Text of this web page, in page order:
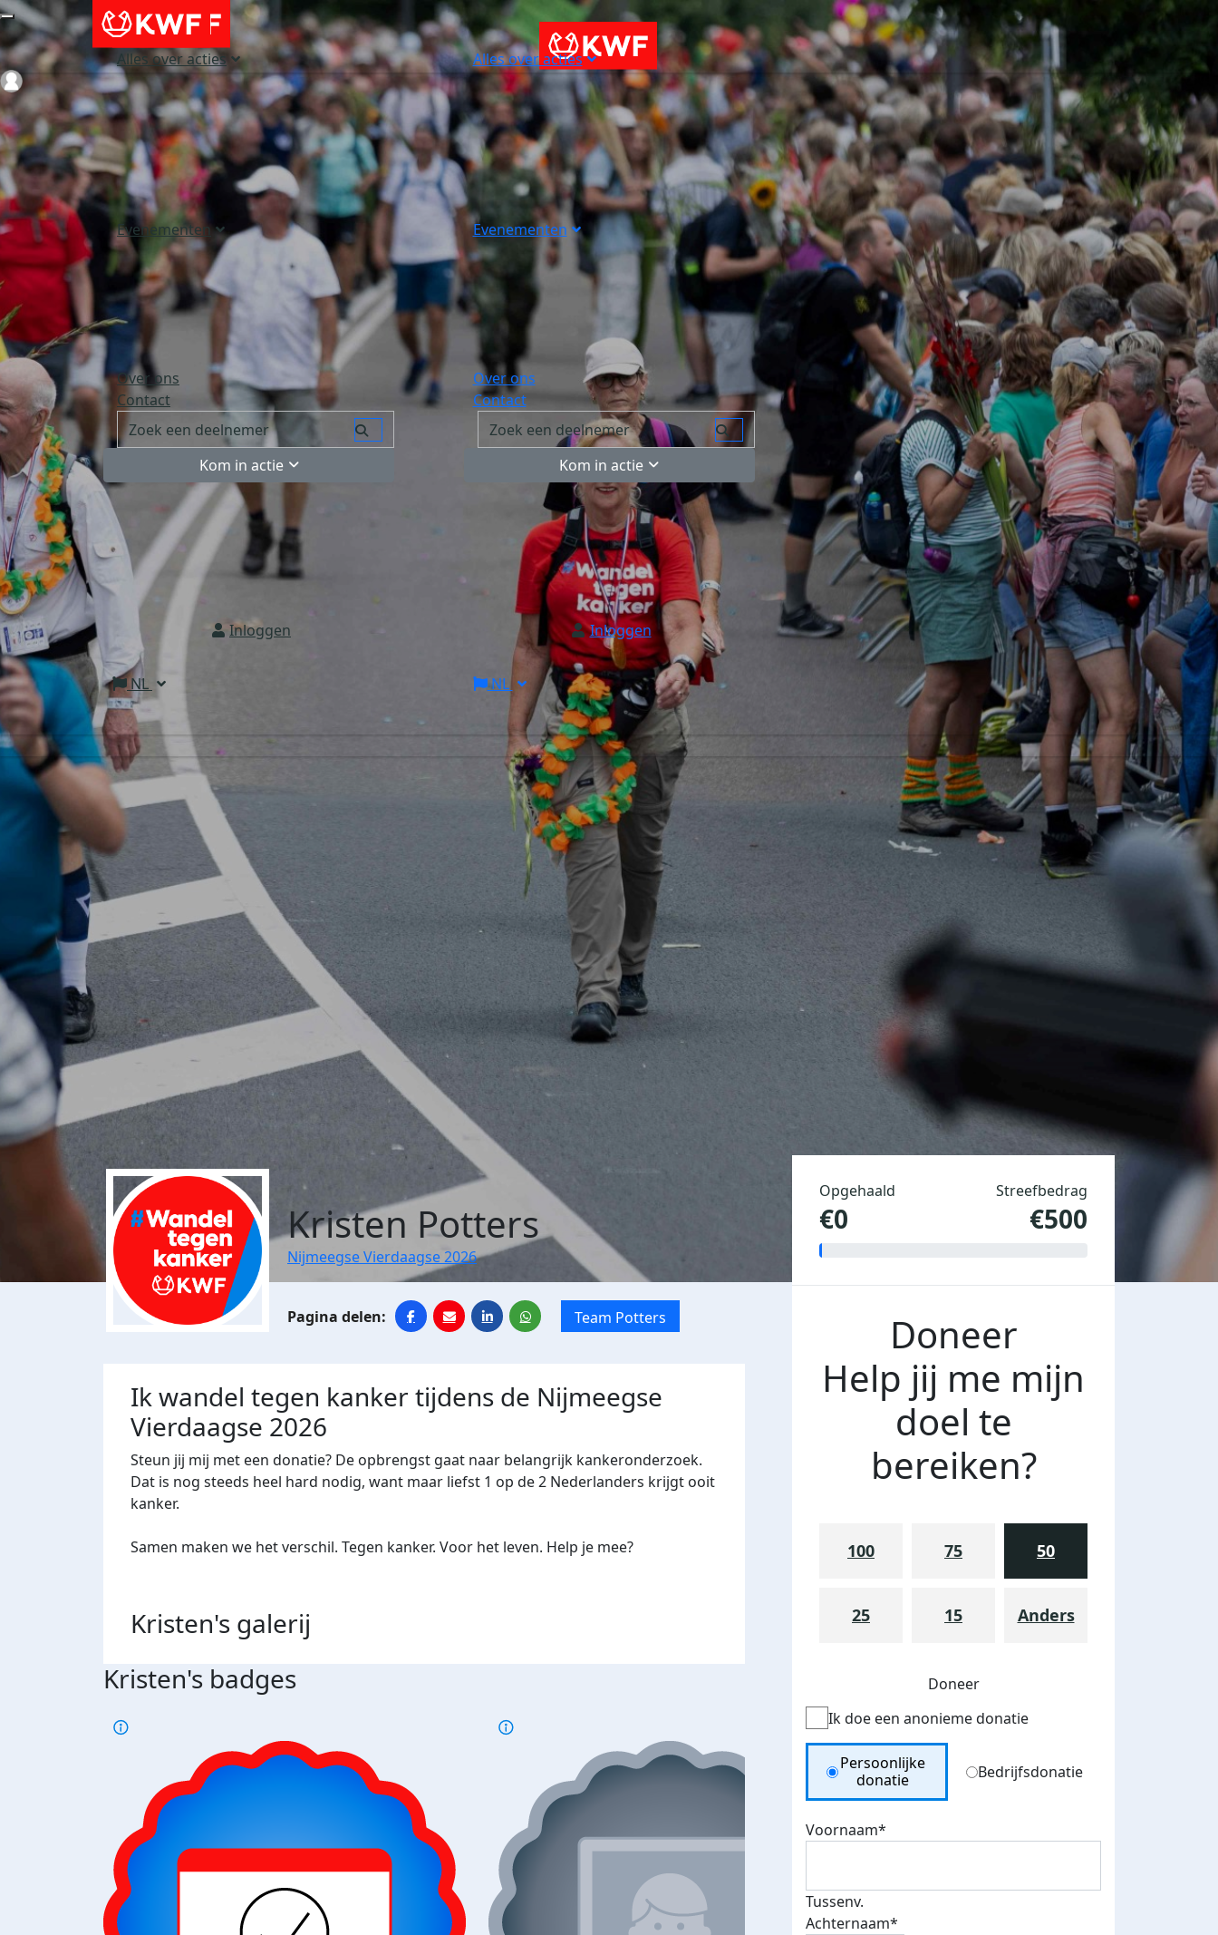
Alles over acties
Evenementen
Over ons
Contact
Kom in actie
Inloggen
NL
Alles over acties
Evenementen
Over ons
Contact
Kom in actie
Inloggen
NL
Login
Kristen Potters
Nijmeegse Vierdaagse 2026
Team Potters
Ik wandel tegen kanker tijdens de Nijmeegse
Vierdaagse 2026
Steun jij mij met een donatie? De opbrengst gaat naar belangrijk kankeronderzoek.
Dat is nog steeds heel hard nodig, want maar liefst 1 op de 2 Nederlanders krijgt ooit
kanker.
Samen maken we het verschil. Tegen kanker. Voor het leven. Help je mee?
Kristen's galerij
Kristen's badges
Opgehaald
€0
Streefbedrag
€500
Doneer
Help jij me mijn
doel te
bereiken?
100 75 50
25 15 Anders
Doneer
Ik doe een anonieme donatie
Donation Type
Persoonlijke
donatie
Bedrijfsdonatie
Voornaam*
Tussenv.
Achternaam*